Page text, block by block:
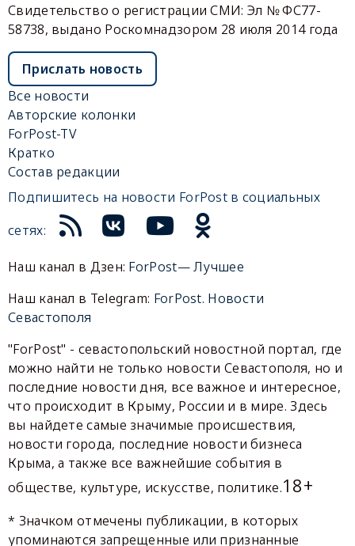
Свидетельство о регистрации СМИ: Эл № ФС77-
58738, выдано Роскомнадзором 28 июля 2014 года
Прислать новость
Все новости
Авторские колонки
ForPost-TV
Кратко
Состав редакции
Подпишитесь на новости ForPost в социальных
сетях:
Наш канал в Дзен: ForPost— Лучшее
Наш канал в Telegram: ForPost. Новости
Севастополя
"ForPost" - севастопольский новостной портал, где
можно найти не только новости Севастополя, но и
последние новости дня, все важное и интересное,
что происходит в Крыму, России и в мире. Здесь
вы найдете самые значимые происшествия,
новости города, последние новости бизнеса
Крыма, а также все важнейшие события в
обществе, культуре, искусстве, политике.18+
* Значком отмечены публикации, в которых
упоминаются запрещенные или признанные